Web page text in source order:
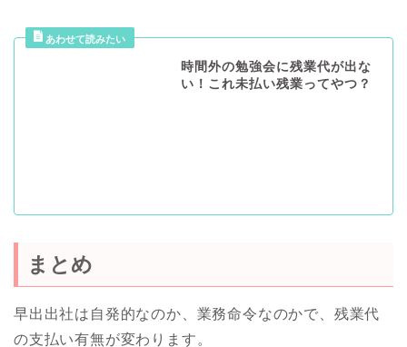
時間外の勉強会に残業代が出な
い！これ未払い残業ってやつ？
まとめ
早出出社は自発的なのか、業務命令なのかで、残業代
の支払い有無が変わります。